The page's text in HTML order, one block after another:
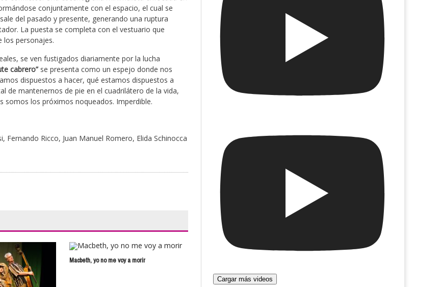
conjuntamente con el espacio, el cual se
del pasado y presente, generando una ruptura
La puesta se completa con el vestuario que
los personajes.
se ven fustigados diariamente por la lucha
cabrero” se presenta como un espejo donde nos
dispuestos a hacer, qué estamos dispuestos a
de mantenernos de pie en el cuadrilátero de la vida,
somos los próximos noqueados. Imperdible.
Ricco, Juan Manuel Romero, Elida Schinocca
Macbeth, yo no me voy a morir
Cargar más videos